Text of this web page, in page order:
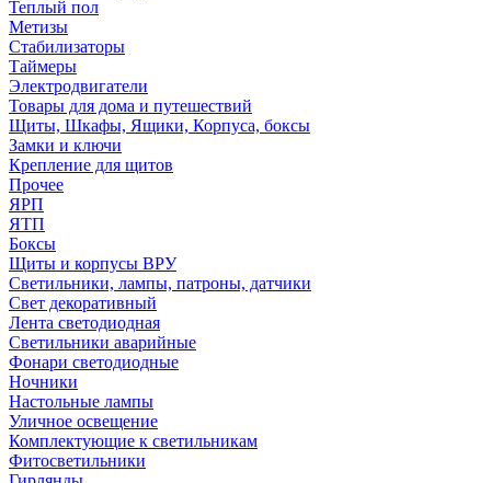
Теплый пол
Метизы
Стабилизаторы
Таймеры
Электродвигатели
Товары для дома и путешествий
Щиты, Шкафы, Ящики, Корпуса, боксы
Замки и ключи
Крепление для щитов
Прочее
ЯРП
ЯТП
Боксы
Щиты и корпусы ВРУ
Светильники, лампы, патроны, датчики
Свет декоративный
Лента светодиодная
Светильники аварийные
Фонари светодиодные
Ночники
Настольные лампы
Уличное освещение
Комплектующие к светильникам
Фитосветильники